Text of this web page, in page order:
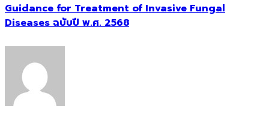
Guidance for Treatment of Invasive Fungal
Diseases ฉบับปี พ.ศ. 2568